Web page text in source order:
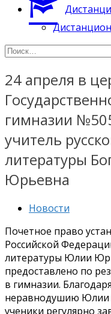
Найти:
24 апреля в
гимназии
учитель
литературы
Юрьевна
Новости
Почетное право
Российской
литературы Юлии
предоставлено по
в гимназии.
неравнодушию Юлии
ученики регулярно